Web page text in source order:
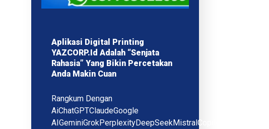
Aplikasi Digital Printing
YAZCORP.id Adalah “Senjata
Rahasia” Yang Bikin Percetakan
Anda Makin Cuan
Rangkum Dengan
AiChatGPTClaudeGoogle
AIGeminiGrokPerplexityDeepSeekMistralCopilotQwenMeta